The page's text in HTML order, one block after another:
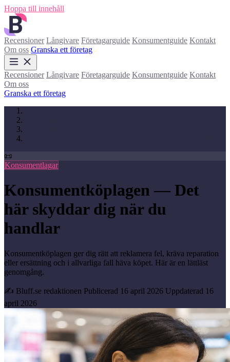
Hoppa till innehåll
Recensioner Långivare Företagarguide Konsumentguide Kontakt
Om oss Granska ett företag
Recensioner Långivare Företagarguide Konsumentguide Kontakt
Om oss
Granska ett företag
📜
Konsumentlagar
Konsumentköplagen — Det
här skyddar dig när du
handlar
Konsumentköplagen ger dig rätt att reklamera fel, kräva reparation
eller ersättning och i allvarliga fall häva köpet. Här är en lättläst
genomgång.
✍ Bluff.se redaktionen Publicerad 16 april 2026 Uppdaterad 16
april 2026